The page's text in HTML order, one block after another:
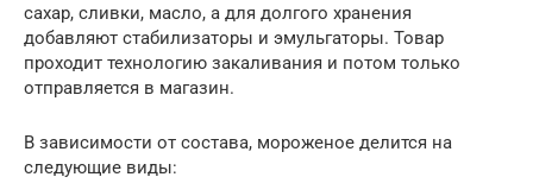
сахар, сливки, масло, а для долгого хранения
добавляют стабилизаторы и эмульгаторы. Товар
проходит технологию закаливания и потом только
отправляется в магазин.
В зависимости от состава, мороженое делится на
следующие виды: